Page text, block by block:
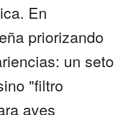
En
priorizando
un seto
"filtro
aves